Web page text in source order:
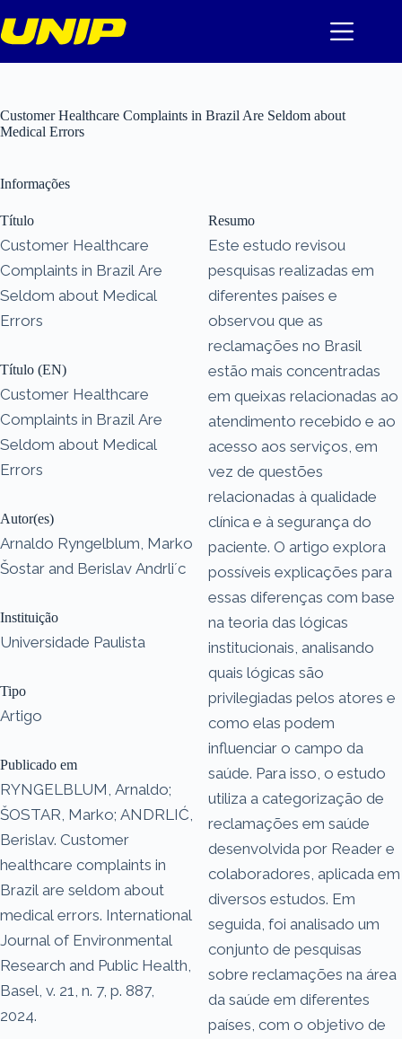
para
o
Customer Healthcare Complaints in Brazil Are Seldom about
Medical Errors
Informações
Título
Customer Healthcare
Complaints in Brazil Are
Seldom about Medical
Errors
Título (EN)
Customer Healthcare
Complaints in Brazil Are
Seldom about Medical
Errors
Autor(es)
Arnaldo Ryngelblum, Marko
Šostar and Berislav Andrli´c
Instituição
Universidade Paulista
Tipo
Artigo
Publicado em
RYNGELBLUM, Arnaldo;
ŠOSTAR, Marko; ANDRLIĆ,
Berislav. Customer
healthcare complaints in
Brazil are seldom about
medical errors. International
Journal of Environmental
Research and Public Health,
Basel, v. 21, n. 7, p. 887,
2024.
Resumo
Este estudo revisou
pesquisas realizadas em
diferentes países e
observou que as
reclamações no Brasil
estão mais concentradas
em queixas relacionadas ao
atendimento recebido e ao
acesso aos serviços, em
vez de questões
relacionadas à qualidade
clínica e à segurança do
paciente. O artigo explora
possíveis explicações para
essas diferenças com base
na teoria das lógicas
institucionais, analisando
quais lógicas são
privilegiadas pelos atores e
como elas podem
influenciar o campo da
saúde. Para isso, o estudo
utiliza a categorização de
reclamações em saúde
desenvolvida por Reader e
colaboradores, aplicada em
diversos estudos. Em
seguida, foi analisado um
conjunto de pesquisas
sobre reclamações na área
da saúde em diferentes
países, com o objetivo de